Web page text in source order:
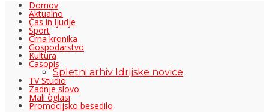
Domov
Aktualno
Čas in ljudje
Šport
Črna kronika
Gospodarstvo
Kultura
Časopis
Spletni arhiv Idrijske novice
TV Studio
Zadnje slovo
Mali oglasi
Promocijsko besedilo